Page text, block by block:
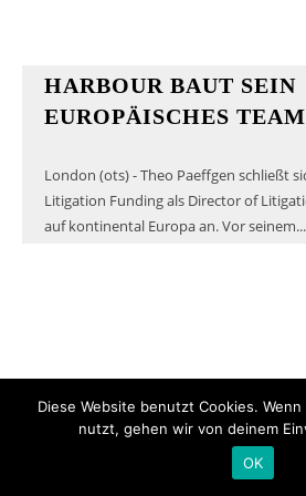
HARBOUR BAUT SEIN
EUROPÄISCHES
London (ots) - Theo Paeffgen schließt
Litigation Funding als Director of Litigation Funding mit Fokus
auf kontinental Europa an. Vor seinem...
Diese Website benutzt Cookies.
nutzt, gehen wir von deinem
OK